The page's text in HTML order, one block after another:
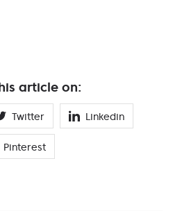
article on:
Twitter Linkedin
Pinterest